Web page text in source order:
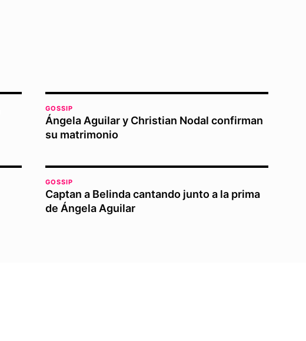
GOSSIP
Ángela Aguilar y Christian Nodal confirman
su matrimonio
GOSSIP
Captan a Belinda cantando junto a la prima
de Ángela Aguilar